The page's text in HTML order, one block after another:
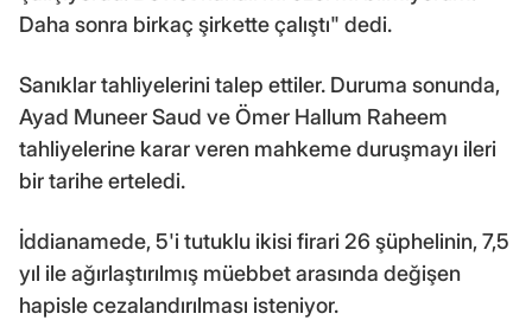
Daha sonra birkaç şirkette çalıştı" dedi.
Sanıklar tahliyelerini talep ettiler. Duruma sonunda,
Ayad Muneer Saud ve Ömer Hallum Raheem
tahliyelerine karar veren mahkeme duruşmayı ileri
bir tarihe erteledi.
İddianamede, 5'i tutuklu ikisi firari 26 şüphelinin, 7,5
yıl ile ağırlaştırılmış müebbet arasında değişen
hapisle cezalandırılması isteniyor.